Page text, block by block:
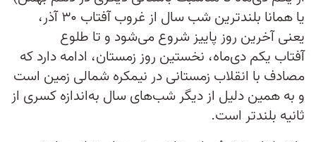
یا همانا بلندترین شب سال از غروب آفتاب ۳۰ آذر،
یعنی آخرین روز پاییز شروع می‌شود و تا طلوع
آفتاب یکم دی‌ماه، نخستین روز زمستان، ادامه دارد که
مصادف با انقلاب زمستانی در نیمکره شمالی زمین است
و به همین دلیل از دیگر شب‌های سال به‌اندازه کسری از
ثانیه بلندتر است.